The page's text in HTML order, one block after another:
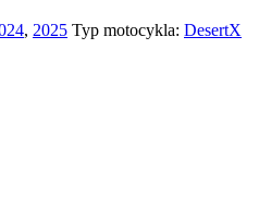
, 2025 Typ motocykla: DesertX